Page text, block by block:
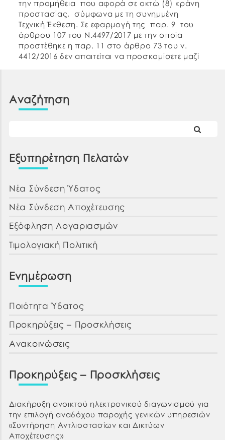
την προμήθεια που αφορά σε οκτώ (8) κράνη
προστασίας, σύμφωνα με τη συνημμένη
Τεχνική Έκθεση. Σε εφαρμογή της παρ. 9 του
άρθρου 107 του Ν.4497/2017 με την οποία
προστέθηκε η παρ. 11 στο άρθρο 73 του ν.
4412/2016 δεν απαιτείται να προσκομίσετε μαζί
Αναζήτηση
Εξυπηρέτηση Πελατών
Νέα Σύνδεση Ύδατος
Νέα Σύνδεση Αποχέτευσης
Εξόφληση Λογαριασμών
Τιμολογιακή Πολιτική
Ενημέρωση
Ποιότητα Ύδατος
Προκηρύξεις – Προσκλήσεις
Ανακοινώσεις
Προκηρύξεις – Προσκλήσεις
Διακήρυξη ανοικτού ηλεκτρονικού διαγωνισμού για
την επιλογή αναδόχου παροχής γενικών υπηρεσιών
«Συντήρηση Αντλιοστασίων και Δικτύων
Αποχέτευσης»